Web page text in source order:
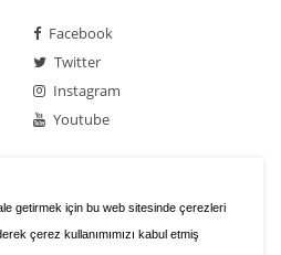
getirmek için bu web sitesinde çerezleri
çerez kullanımımızı kabul etmiş
Facebook
Twitter
Instagram
Youtube